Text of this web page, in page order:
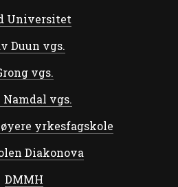
Universitet
Duun vgs.
vgs.
Namdal vgs.
yrkesfagskole
Diakonova
DMMH